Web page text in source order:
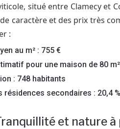
situé entre Clamecy et
caractère et des prix très
:
au m² : 755 €
pour une maison de 80
: 748 habitants
résidences secondaires : 20,4 %
et nature